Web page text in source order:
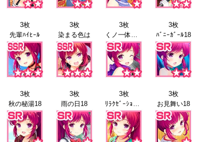
3枚
先輩ﾊｲﾋｰﾙ
3枚
染まる色は
3枚
くノ一体験18
3枚
ﾊﾞﾆｰｶﾞｰﾙ18
3枚
秋の秘湯18
3枚
雨の日18
3枚
ﾘﾗｸｾﾞｰｼｮﾝ18
3枚
お見舞い18